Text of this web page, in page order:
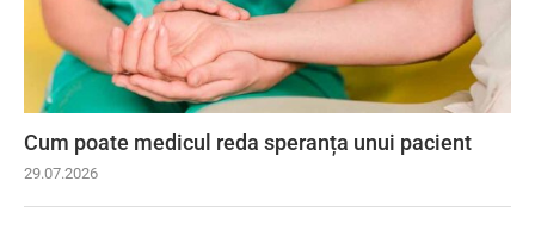
Cum poate medicul reda speranța unui pacient
29.07.2026